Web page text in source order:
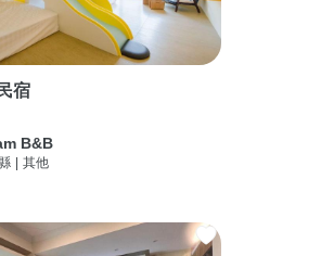
宿
B&B
| 其他